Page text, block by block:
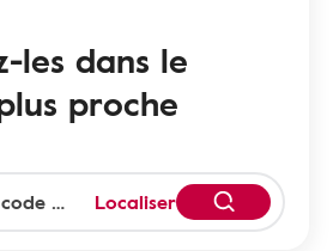
les dans le
proche
Localiser